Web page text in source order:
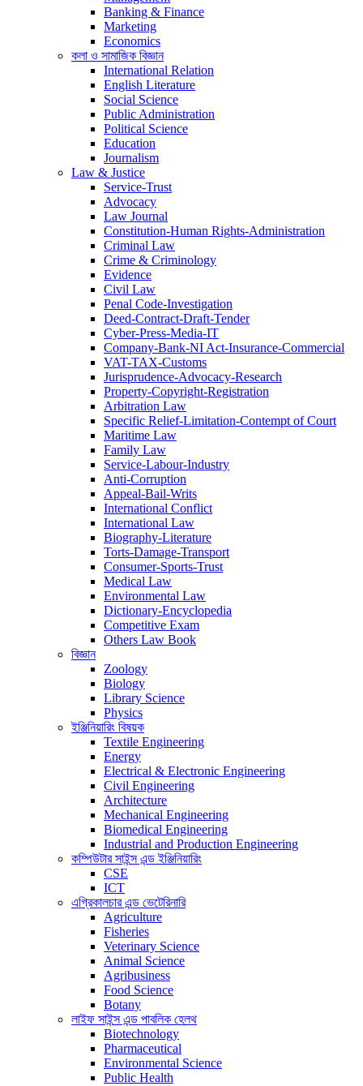
Banking & Finance
Marketing
Economics
কলা ও সামাজিক বিজ্ঞান
International Relation
English Literature
Social Science
Public Administration
Political Science
Education
Journalism
Law & Justice
Service-Trust
Advocacy
Law Journal
Constitution-Human Rights-Administration
Criminal Law
Crime & Criminology
Evidence
Civil Law
Penal Code-Investigation
Deed-Contract-Draft-Tender
Cyber-Press-Media-IT
Company-Bank-NI Act-Insurance-Commercial
VAT-TAX-Customs
Jurisprudence-Advocacy-Research
Property-Copyright-Registration
Arbitration Law
Specific Relief-Limitation-Contempt of Court
Maritime Law
Family Law
Service-Labour-Industry
Anti-Corruption
Appeal-Bail-Writs
International Conflict
International Law
Biography-Literature
Torts-Damage-Transport
Consumer-Sports-Trust
Medical Law
Environmental Law
Dictionary-Encyclopedia
Competitive Exam
Others Law Book
বিজ্ঞান
Zoology
Biology
Library Science
Physics
ইঞ্জিনিয়ারিং বিষয়ক
Textile Engineering
Energy
Electrical & Electronic Engineering
Civil Engineering
Architecture
Mechanical Engineering
Biomedical Engineering
Industrial and Production Engineering
কম্পিউটার সাইন্স এন্ড ইঞ্জিনিয়ারিং
CSE
ICT
এগ্রিকালচার এন্ড ভেটেরিনারি
Agriculture
Fisheries
Veterinary Science
Animal Science
Agribusiness
Food Science
Botany
লাইফ সাইন্স এন্ড পাবলিক হেলথ
Biotechnology
Pharmaceutical
Environmental Science
Public Health